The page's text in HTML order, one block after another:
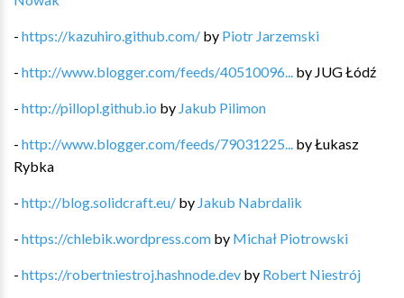
- https://kazuhiro.github.com/ by Piotr Jarzemski
- http://www.blogger.com/feeds/40510096... by JUG Łódź
- http://pillopl.github.io by Jakub Pilimon
- http://www.blogger.com/feeds/79031225... byŁukasz
Rybka
- http://blog.solidcraft.eu/ by Jakub Nabrdalik
- https://chlebik.wordpress.com by Michał Piotrowski
- https://robertniestroj.hashnode.dev by Robert Niestrój